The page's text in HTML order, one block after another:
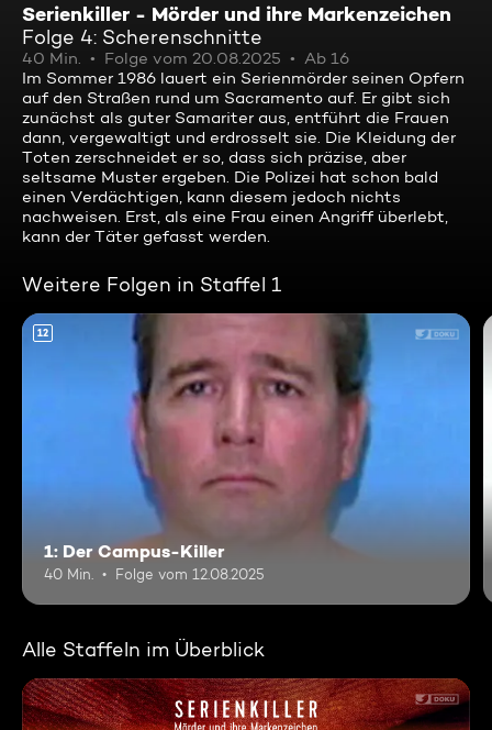
Serienkiller - Mörder und ihre Markenzeichen
Folge 4: Scherenschnitte
40 Min. Folge vom 20.08.2025
Ab 16
Im Sommer 1986 lauert ein Serienmörder seinen Opfern
auf den Straßen rund um Sacramento auf. Er gibt sich
zunächst als guter Samariter aus, entführt die Frauen
dann, vergewaltigt und erdrosselt sie. Die Kleidung der
Toten zerschneidet er so, dass sich präzise, aber
seltsame Muster ergeben. Die Polizei hat schon bald
einen Verdächtigen, kann diesem jedoch nichts
nachweisen. Erst, als eine Frau einen Angriff überlebt,
kann der Täter gefasst werden.
Weitere Folgen in Staffel 1
12
1: Der Campus-Killer
40 Min. Folge vom 12.08.2025
Alle Staffeln im Überblick